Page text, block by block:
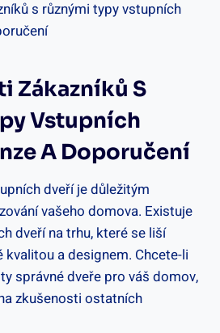
Zákazníků S
Vstupních
A Doporučení
dveří je ‌důležitým
vašeho domova. Existuje
dveří na trhu, které se ‍liší
kvalitou⁣ a ‌designem. Chcete-li
správné ⁣dveře pro váš⁤ domov,
zkušenosti ostatních